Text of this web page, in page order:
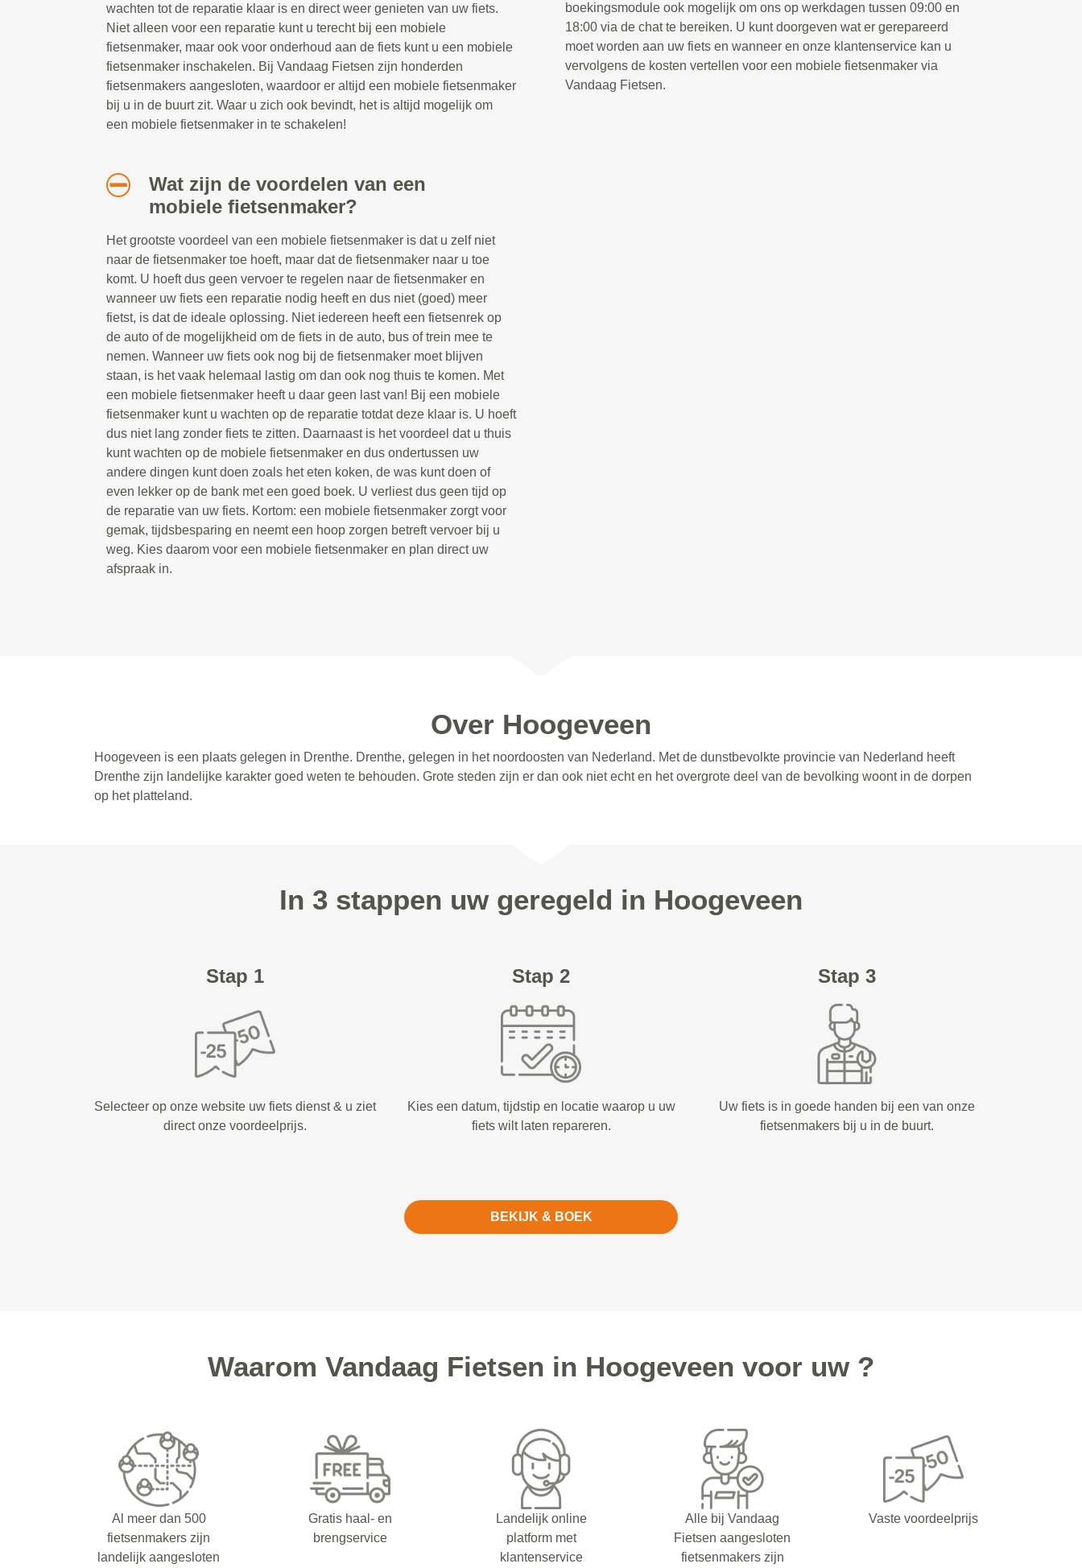
wachten tot de reparatie klaar is en direct weer genieten van uw fiets.
Niet alleen voor een reparatie kunt u terecht bij een mobiele
fietsenmaker, maar ook voor onderhoud aan de fiets kunt u een mobiele
fietsenmaker inschakelen. Bij Vandaag Fietsen zijn honderden
fietsenmakers aangesloten, waardoor er altijd een mobiele fietsenmaker
bij u in de buurt zit. Waar u zich ook bevindt, het is altijd mogelijk om
een mobiele fietsenmaker in te schakelen!
Wat zijn de voordelen van een
mobiele fietsenmaker?
Het grootste voordeel van een mobiele fietsenmaker is dat u zelf niet
naar de fietsenmaker toe hoeft, maar dat de fietsenmaker naar u toe
komt. U hoeft dus geen vervoer te regelen naar de fietsenmaker en
wanneer uw fiets een reparatie nodig heeft en dus niet (goed) meer
fietst, is dat de ideale oplossing. Niet iedereen heeft een fietsenrek op
de auto of de mogelijkheid om de fiets in de auto, bus of trein mee te
nemen. Wanneer uw fiets ook nog bij de fietsenmaker moet blijven
staan, is het vaak helemaal lastig om dan ook nog thuis te komen. Met
een mobiele fietsenmaker heeft u daar geen last van! Bij een mobiele
fietsenmaker kunt u wachten op de reparatie totdat deze klaar is. U hoeft
dus niet lang zonder fiets te zitten. Daarnaast is het voordeel dat u thuis
kunt wachten op de mobiele fietsenmaker en dus ondertussen uw
andere dingen kunt doen zoals het eten koken, de was kunt doen of
even lekker op de bank met een goed boek. U verliest dus geen tijd op
de reparatie van uw fiets. Kortom: een mobiele fietsenmaker zorgt voor
gemak, tijdsbesparing en neemt een hoop zorgen betreft vervoer bij u
weg. Kies daarom voor een mobiele fietsenmaker en plan direct uw
afspraak in.
boekingsmodule ook mogelijk om ons op werkdagen tussen 09:00 en
18:00 via de chat te bereiken. U kunt doorgeven wat er gerepareerd
moet worden aan uw fiets en wanneer en onze klantenservice kan u
vervolgens de kosten vertellen voor een mobiele fietsenmaker via
Vandaag Fietsen.
Over Hoogeveen
Hoogeveen is een plaats gelegen in Drenthe. Drenthe, gelegen in het noordoosten van Nederland. Met de dunstbevolkte provincie van Nederland heeft
Drenthe zijn landelijke karakter goed weten te behouden. Grote steden zijn er dan ook niet echt en het overgrote deel van de bevolking woont in de dorpen
op het platteland.
In 3 stappen uw geregeld in Hoogeveen
Stap 1
Selecteer op onze website uw fiets dienst & u ziet
direct onze voordeelprijs.
Stap 2
Kies een datum, tijdstip en locatie waarop u uw
fiets wilt laten repareren.
Stap 3
Uw fiets is in goede handen bij een van onze
fietsenmakers bij u in de buurt.
BEKIJK & BOEK
Waarom Vandaag Fietsen in Hoogeveen voor uw ?
Al meer dan 500
fietsenmakers zijn
landelijk aangesloten
Gratis haal- en
brengservice
Landelijk online
platform met
klantenservice
Alle bij Vandaag
Fietsen aangesloten
fietsenmakers zijn
Vaste voordeelprijs